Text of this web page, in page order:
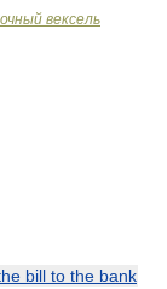
вексель
bill to the bank